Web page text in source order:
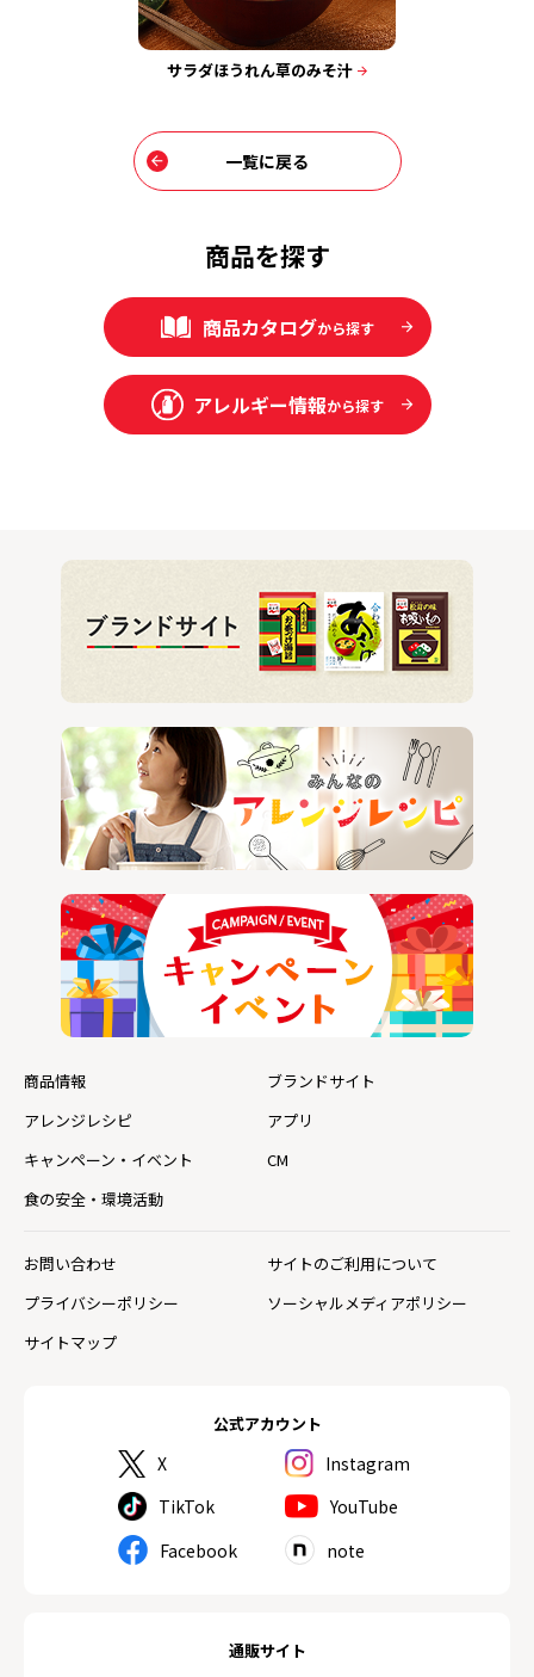
サラダほうれん草のみそ汁
一覧に戻る
商品を探す
商品カタログから探す
アレルギー情報から探す
公式アカウント
X
Instagram
TikTok
YouTube
Facebook
note
通販サイト
商品情報
ブランドサイト
アレンジレシピ
アプリ
キャンペーン・イベント
CM
食の安全・環境活動
お問い合わせ
サイトのご利用について
プライバシーポリシー
ソーシャルメディアポリシー
サイトマップ